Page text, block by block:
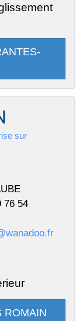
sur
76 54
ROMAIN